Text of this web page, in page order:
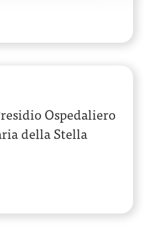
Ospedaliero
della Stella